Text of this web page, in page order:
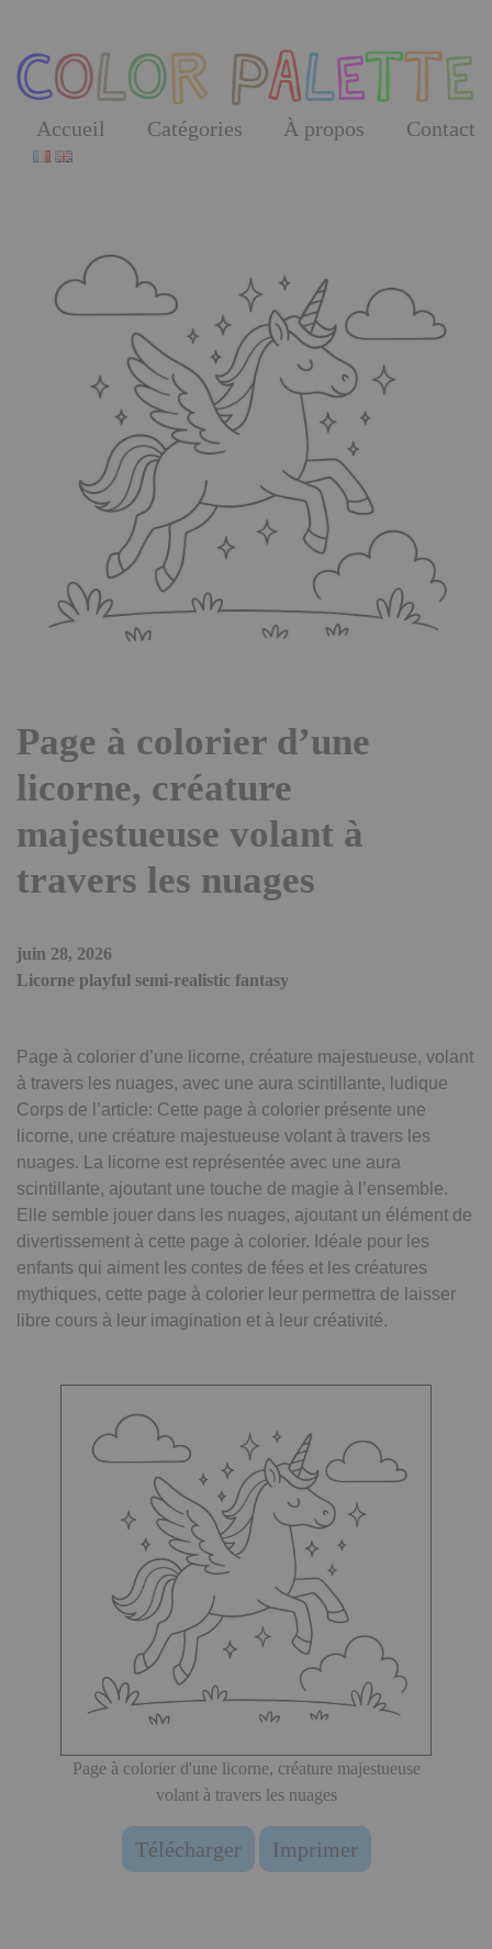
the
content
Accueil Catégories À propos Contact
Page à colorier d’une
licorne, créature
majestueuse volant à
travers les nuages
juin 28, 2026
Licorne playful semi-realistic fantasy
Page à colorier d’une licorne, créature majestueuse, volant
à travers les nuages, avec une aura scintillante, ludique
Corps de l’article: Cette page à colorier présente une
licorne, une créature majestueuse volant à travers les
nuages. La licorne est représentée avec une aura
scintillante, ajoutant une touche de magie à l’ensemble.
Elle semble jouer dans les nuages, ajoutant un élément de
divertissement à cette page à colorier. Idéale pour les
enfants qui aiment les contes de fées et les créatures
mythiques, cette page à colorier leur permettra de laisser
libre cours à leur imagination et à leur créativité.
Page à colorier d'une licorne, créature majestueuse
volant à travers les nuages
Télécharger Imprimer